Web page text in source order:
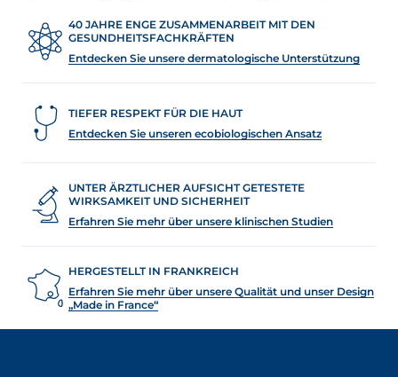
40 JAHRE ENGE ZUSAMMENARBEIT MIT DEN
GESUNDHEITSFACHKRÄFTEN
Entdecken Sie unsere dermatologische Unterstützung
TIEFER RESPEKT FÜR DIE HAUT
Entdecken Sie unseren ecobiologischen Ansatz
UNTER ÄRZTLICHER AUFSICHT GETESTETE
WIRKSAMKEIT UND SICHERHEIT
Erfahren Sie mehr über unsere klinischen Studien
HERGESTELLT IN FRANKREICH
Erfahren Sie mehr über unsere Qualität und unser Design
„Made in France“